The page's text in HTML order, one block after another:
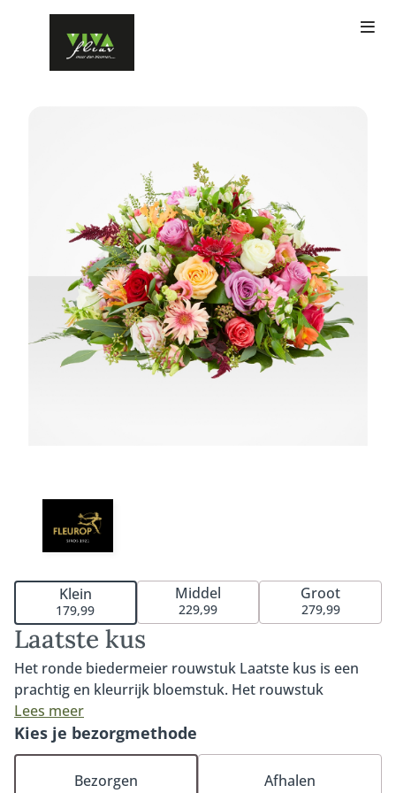
Laatste kus
Het ronde biedermeier rouwstuk Laatste kus is een
prachtig en kleurrijk bloemstuk. Het rouwstuk
kenmerkt zich door bijzondere rozen in warme
kleuren en roze tinten. Het bloemstuk wordt rond
samengesteld. Deze bindwijze staat ook bekend als
Biedermeier. Vanaf verschillende kanten zijn de
Lees meer
Klein
179,99
Middel
229,99
Groot
279,99
Kies je bezorgmethode
Bezorgen Afhalen